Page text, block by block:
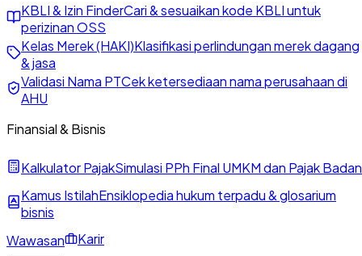
KBLI & Izin FinderCari & sesuaikan kode KBLI untuk
perizinan OSS
Kelas Merek (HAKI)Klasifikasi perlindungan merek dagang
& jasa
Validasi Nama PTCek ketersediaan nama perusahaan di
AHU
Finansial & Bisnis
Kalkulator PajakSimulasi PPh Final UMKM dan Pajak Badan
Kamus IstilahEnsiklopedia hukum terpadu & glosarium
bisnis
Wawasan
Karir